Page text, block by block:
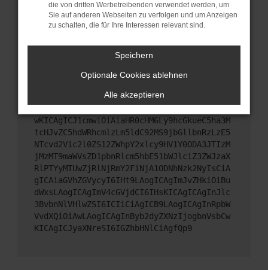
Wende dich an den Webseitenbetreiber.
Wenn du alle oben genannten Schritte versucht
hast, kontaktiere uns bitte. Wir werden versuchen,
das Problem zu beheben. Du kannst uns diesen
Text schicken, um uns bei der Fehlersuche zu
unterstützen:
ewogICJuYW1lIjogIk5ldHdvcmtFcnJvciIsCiAgI
mNvbmZpZyI6IHsKICAgICJtZXRob2QiOiAiR0VUIi
wKICAgICJ1cmwiOiAiaHR0cHM6Ly9hcGkueC5ha3M
tcHJvZC5hdWRhcmlzLm5ldC92MS9jbGllbnRzLzE5
NTcvd2Vic2l0ZS12ZWhpY2xlcy9HV1Y0ODA3JTIzM
jMzMT9maWVsZD1pbnRlcm5hbE51bWJlciZ3ZWJzaX
RlPTYyMTUwZjRlNjRmY2FiNjA1ODNhNzk2NyIsCiA
gICAiaGVhZGVycyI6IHt9LAogICAgImJvZHkiOiBu
dWxsLAogICAgImV4cGVjdCI6IHsKICAgICAgInJlc
3BvbnNlVHlwZSI6ICIiCiAgICB9LAogICAgInRpbW
VvdXQiOiAwLAogICAgInByb2dyZXNzIjogbnVsbCw
KICAgICJyaXNreSI6IGZhbHNlCiAgfQp9
die von dritten Werbetreibenden verwendet werden, um
Sie auf anderen Webseiten zu verfolgen und um Anzeigen
zu schalten, die für Ihre Interessen relevant sind.
Speichern
Optionale Cookies ablehnen
Alle akzeptieren